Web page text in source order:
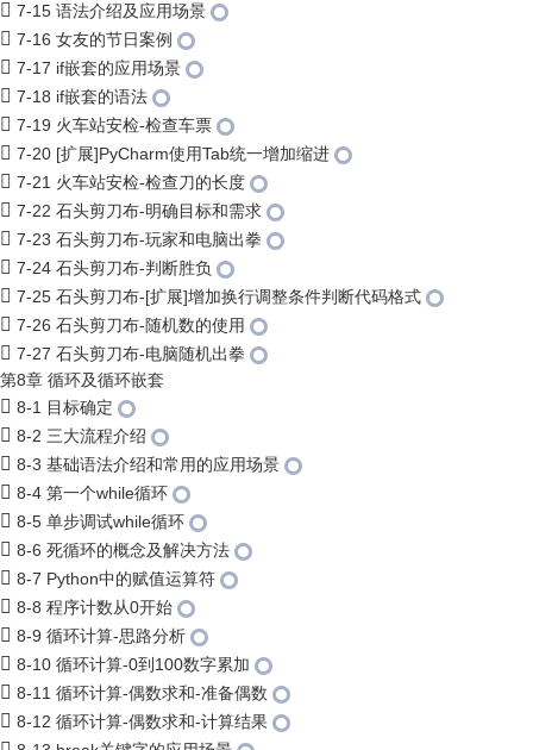
7-15 语法介绍及应用场景
7-16 女友的节日案例
7-17 if嵌套的应用场景
7-18 if嵌套的语法
7-19 火车站安检-检查车票
7-20 [扩展]PyCharm使用Tab统一增加缩进
7-21 火车站安检-检查刀的长度
7-22 石头剪刀布-明确目标和需求
7-23 石头剪刀布-玩家和电脑出拳
7-24 石头剪刀布-判断胜负
7-25 石头剪刀布-[扩展]增加换行调整条件判断代码格式
7-26 石头剪刀布-随机数的使用
7-27 石头剪刀布-电脑随机出拳
第8章 循环及循环嵌套
8-1 目标确定
8-2 三大流程介绍
8-3 基础语法介绍和常用的应用场景
8-4 第一个while循环
8-5 单步调试while循环
8-6 死循环的概念及解决方法
8-7 Python中的赋值运算符
8-8 程序计数从0开始
8-9 循环计算-思路分析
8-10 循环计算-0到100数字累加
8-11 循环计算-偶数求和-准备偶数
8-12 循环计算-偶数求和-计算结果